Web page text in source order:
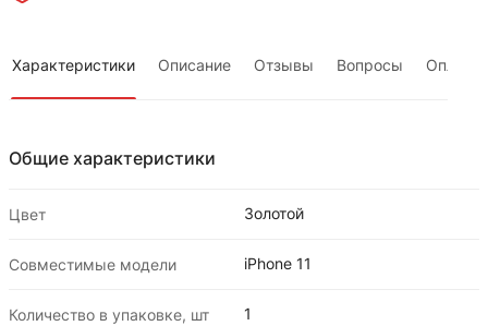
Характеристики Описание Отзывы Вопросы Оплата
Общие характеристики
Цвет Золотой
Совместимые модели iPhone 11
Количество в упаковке, шт 1